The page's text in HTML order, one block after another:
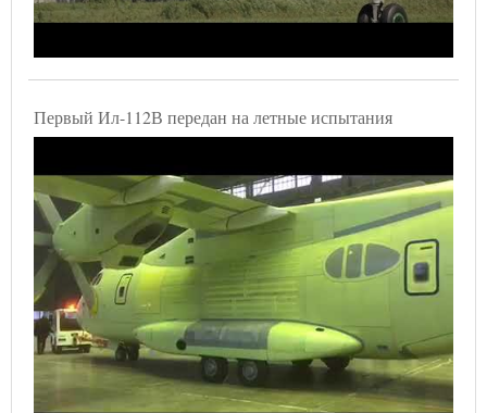
Первый Ил-112В передан на летные испытания